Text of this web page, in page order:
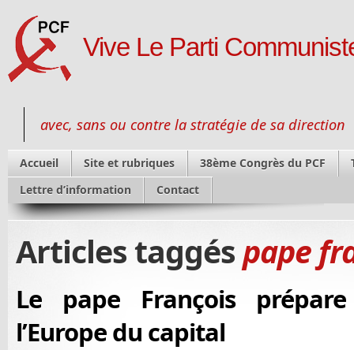
Vive Le Parti
avec, sans ou contre la stratégie de sa direction
Accueil Site et rubriques 38ème Congrès du PCF
Lettre d’information
Contact
Articles taggéspape
Le pape François
l’Europe du capital